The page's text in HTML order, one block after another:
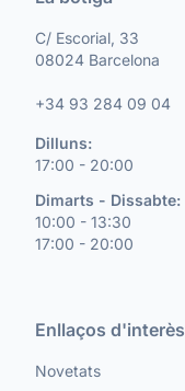
C/ Escorial, 33
08024 Barcelona
+34 93 284 09 04
Dilluns:
17:00 - 20:00
Dimarts - Dissabte:
10:00 - 13:30
17:00 - 20:00
Enllaços d'interès
Novetats